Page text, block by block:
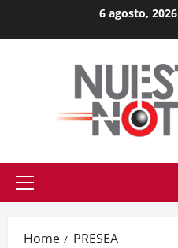
6 agosto, 2026
Primary
Home PRESEA